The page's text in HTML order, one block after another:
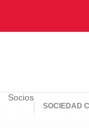
Socios
SOCIEDAD